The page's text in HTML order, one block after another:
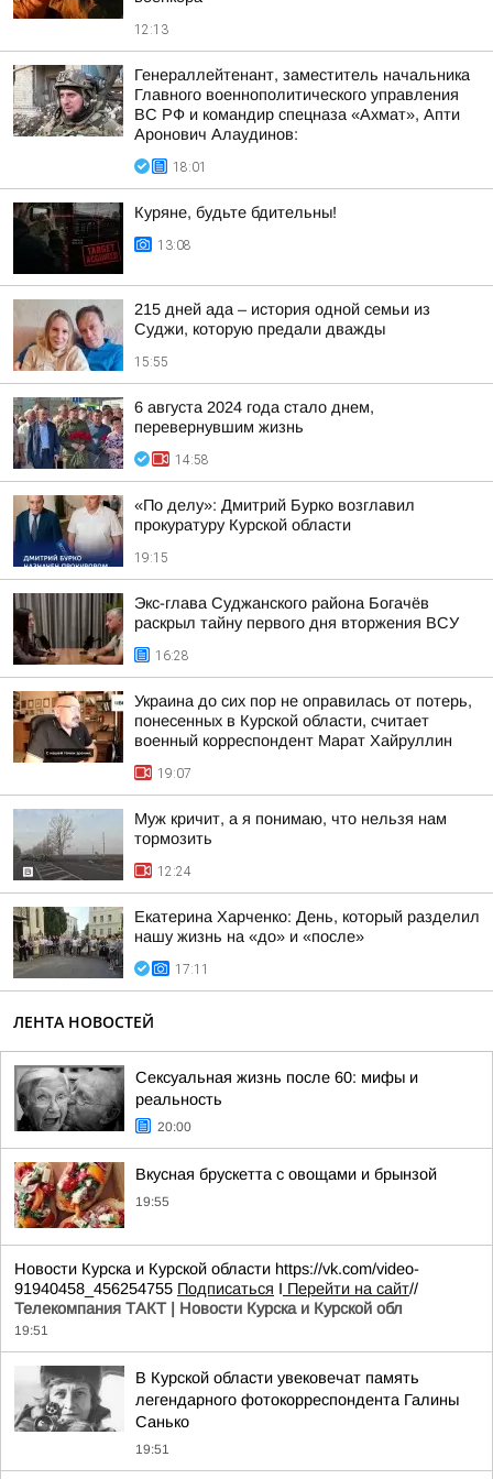
12:13
Генераллейтенант, заместитель начальника
Главного военнополитического управления
ВС РФ и командир спецназа «Ахмат», Апти
Аронович Алаудинов:
18:01
Куряне, будьте бдительны!
13:08
215 дней ада – история одной семьи из
Суджи, которую предали дважды
15:55
6 августа 2024 года стало днем,
перевернувшим жизнь
14:58
«По делу»: Дмитрий Бурко возглавил
прокуратуру Курской области
19:15
Экс-глава Суджанского района Богачёв
раскрыл тайну первого дня вторжения ВСУ
16:28
Украина до сих пор не оправилась от потерь,
понесенных в Курской области, считает
военный корреспондент Марат Хайруллин
19:07
Муж кричит, а я понимаю, что нельзя нам
тормозить
12:24
Екатерина Харченко: День, который разделил
нашу жизнь на «до» и «после»
17:11
ЛЕНТА НОВОСТЕЙ
Сексуальная жизнь после 60: мифы и
реальность
20:00
Вкусная брускетта с овощами и брынзой
19:55
Новости Курска и Курской области https://vk.com/video-
91940458_456254755 Подписаться I Перейти на сайт//
Телекомпания ТАКТ | Новости Курска и Курской обл
19:51
В Курской области увековечат память
легендарного фотокорреспондента Галины
Санько
19:51